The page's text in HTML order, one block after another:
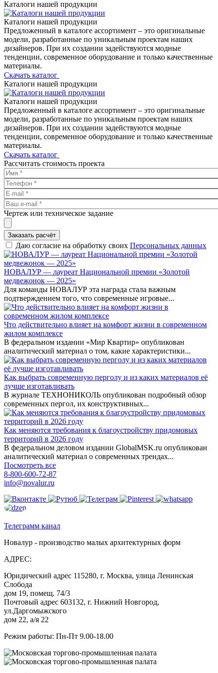
Каталоги нашей продукции
Каталоги нашей продукции
Предложенный в каталоге ассортимент – это оригинальные
модели, разработанные по уникальным проектам наших
дизайнеров. При их создании задействуются модные
тенденции, современное оборудование и только качественные
материалы.
Скачать каталог
Каталоги нашей продукции
Каталоги нашей продукции
Предложенный в каталоге ассортимент – это оригинальные
модели, разработанные по уникальным проектам наших
дизайнеров. При их создании задействуются модные
тенденции, современное оборудование и только качественные
материалы.
Скачать каталог
Рассчитать стоимость проекта
Чертеж или техническое задание
Заказать расчёт
Даю согласие на обработку своих Персональных данных
НОВАЛУР — лауреат Национальной премии «Золотой
медвежонок — 2025»
Для команды НОВАЛУР эта награда стала важным
подтверждением того, что современные игровые...
Что действительно влияет на комфорт жизни в современном
жилом комплексе
В федеральном издании «Мир Квартир» опубликован
аналитический материал о том, какие характеристики...
Как выбрать современную перголу и из каких материалов её
лучше изготавливать
В журнале ТЕХНОНИКОЛЬ опубликован подробный обзор
современных пергол, их конструктивных...
Как меняются требования к благоустройству придомовых
территорий в 2026 году
В федеральном деловом издании GlobalMSK.ru опубликован
аналитический материал о современных трендах...
Посмотреть все
8-800-600-72-87
info@novalur.ru
Телеграмм канал
Новалур - производство малых архитектурных форм
АДРЕС:
Юридический адрес 115280, г. Москва, улица Ленинская
Слобода
дом 19, помещ. 74/3
Почтовый адрес 603132, г. Нижний Новгород,
ул.Даргомыжского
дом 22, а/я 22
Режим работы: Пн-Пт 9.00-18.00